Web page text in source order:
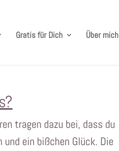
Gratis für Dich Über mich
tragen dazu bei, dass du
ein bißchen Glück. Die